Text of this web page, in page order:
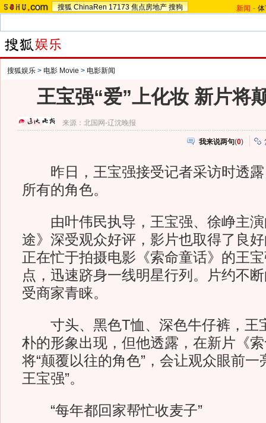
搜狐 ChinaRen 17173 焦点房地产 搜狗 新闻 -
搜狐娱乐 > 电影 Movie > 电影新闻
王宝强“爱”上化妆 新片将
来源： 北国网-辽沈晚报
我来说两句(0)
昨日，王宝强接受记者采访时透露
所有的角色。
由叶伟民执导，王宝强、徐峥主演
途》深受观众好评，影片也取得了良
正在忙于拍摄电影《索命童话》的王
点，迅速跻身一线明星行列。片约不
受商家青睐。
寸头、黑色T恤、深色牛仔裤，王
朴的形象出现，但他透露，在新片《
将“颠覆以往的角色”，会让观众眼前一
王宝强”。
“每年都回家帮忙收麦子”